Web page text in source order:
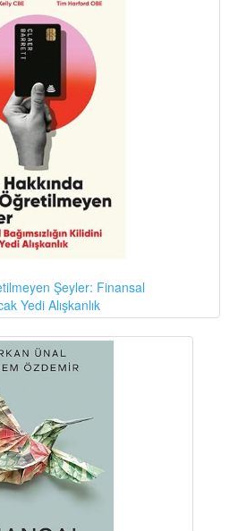
Şeyler: Finansal
Yedi Alışkanlık